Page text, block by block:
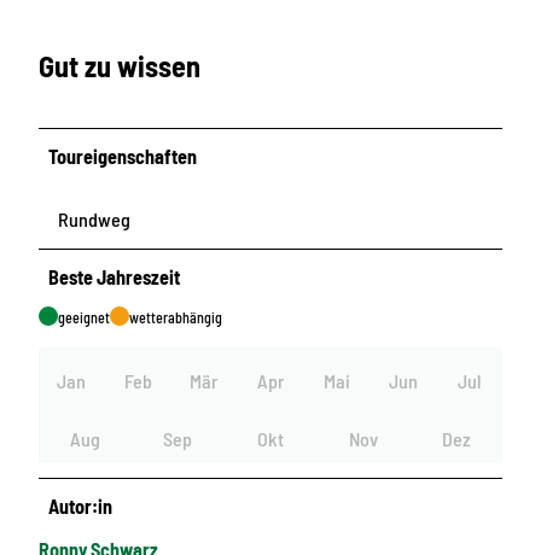
Gut zu wissen
Toureigenschaften
Rundweg
Beste Jahreszeit
geeignet wetterabhängig
Jan Feb Mär Apr Mai Jun Jul
Aug Sep Okt Nov Dez
Autor:in
Ronny Schwarz